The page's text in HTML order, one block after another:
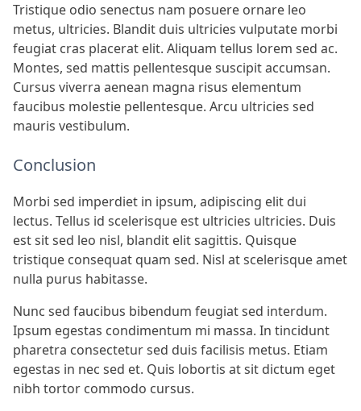
Tristique odio senectus nam posuere ornare leo
metus, ultricies. Blandit duis ultricies vulputate morbi
feugiat cras placerat elit. Aliquam tellus lorem sed ac.
Montes, sed mattis pellentesque suscipit accumsan.
Cursus viverra aenean magna risus elementum
faucibus molestie pellentesque. Arcu ultricies sed
mauris vestibulum.
Conclusion
Morbi sed imperdiet in ipsum, adipiscing elit dui
lectus. Tellus id scelerisque est ultricies ultricies. Duis
est sit sed leo nisl, blandit elit sagittis. Quisque
tristique consequat quam sed. Nisl at scelerisque amet
nulla purus habitasse.
Nunc sed faucibus bibendum feugiat sed interdum.
Ipsum egestas condimentum mi massa. In tincidunt
pharetra consectetur sed duis facilisis metus. Etiam
egestas in nec sed et. Quis lobortis at sit dictum eget
nibh tortor commodo cursus.